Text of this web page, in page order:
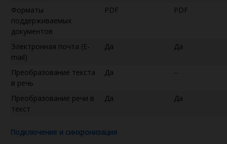
Форматы
поддерживаемых
документов
PDF PDF
Электронная почта (E-
mail)
Да Да
Преобразование текста
в речь
Да --
Преобразование речи в
текст
Да Да
Подключение и синхронизация